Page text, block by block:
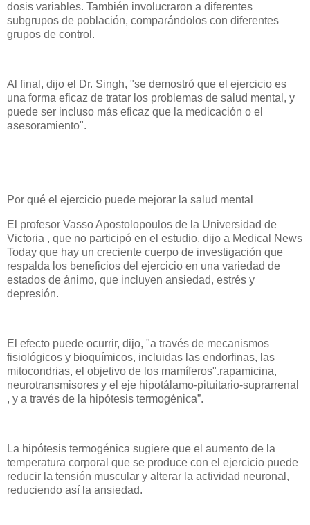
dosis variables. También involucraron a diferentes
subgrupos de población, comparándolos con diferentes
grupos de control.
Al final, dijo el Dr. Singh, "se demostró que el ejercicio es
una forma eficaz de tratar los problemas de salud mental, y
puede ser incluso más eficaz que la medicación o el
asesoramiento".
Por qué el ejercicio puede mejorar la salud mental
El profesor Vasso Apostolopoulos de la Universidad de
Victoria , que no participó en el estudio, dijo a Medical News
Today que hay un creciente cuerpo de investigación que
respalda los beneficios del ejercicio en una variedad de
estados de ánimo, que incluyen ansiedad, estrés y
depresión.
El efecto puede ocurrir, dijo, "a través de mecanismos
fisiológicos y bioquímicos, incluidas las endorfinas, las
mitocondrias, el objetivo de los mamíferos".rapamicina,
neurotransmisores y el eje hipotálamo-pituitario-suprarrenal
, y a través de la hipótesis termogénica”.
La hipótesis termogénica sugiere que el aumento de la
temperatura corporal que se produce con el ejercicio puede
reducir la tensión muscular y alterar la actividad neuronal,
reduciendo así la ansiedad.